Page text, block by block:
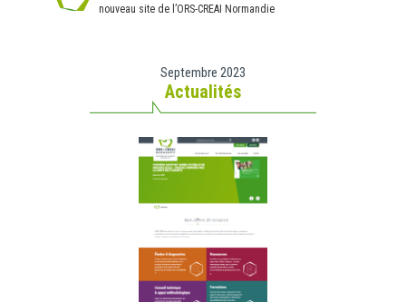
nouveau site de l’ORS-CREAI Normandie
Septembre 2023
Actualités